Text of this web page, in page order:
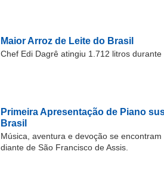
Maior Arroz de Leite do Brasil
Chef Edi Dagrê atingiu 1.712 litros
Primeira Apresentação de Piano
Brasil
Música, aventura e devoção se
diante de São Francisco de Assis.